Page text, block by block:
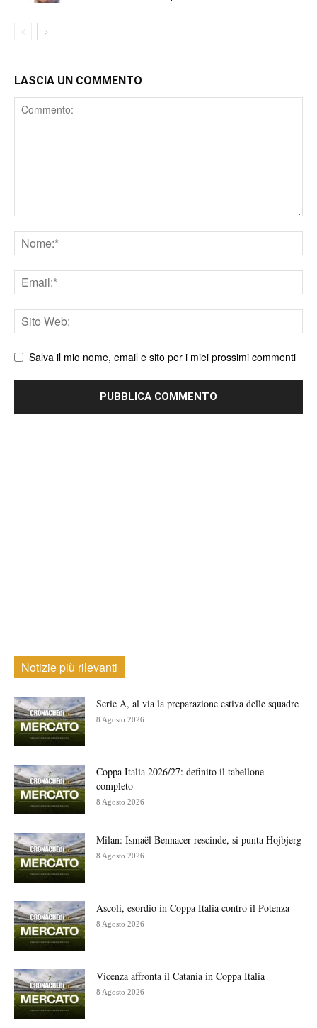
LASCIA UN COMMENTO
Comment
Nome
Email
Sito
web
Salva il mio nome, email e sito per i miei prossimi commenti
Notizie più rilevanti
Serie A, al via la preparazione estiva delle squadre
8 Agosto 2026
Coppa Italia 2026/27: definito il tabellone
completo
8 Agosto 2026
Milan: Ismaël Bennacer rescinde, si punta Hojbjerg
8 Agosto 2026
Ascoli, esordio in Coppa Italia contro il Potenza
8 Agosto 2026
Vicenza affronta il Catania in Coppa Italia
8 Agosto 2026